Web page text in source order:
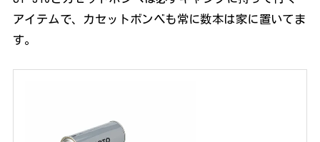
アイテムで、カセットボンベも常に数本は家に置いてま
す。